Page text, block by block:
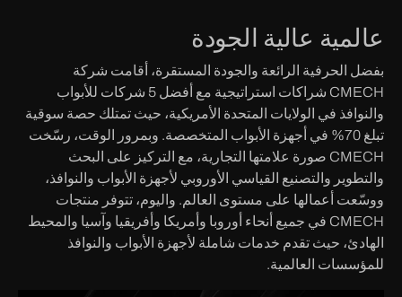
عالمية عالية الجودة
بفضل الحرفية الرائعة والجودة المستقرة، أقامت شركة
CMECH شراكات استراتيجية مع أفضل 5 شركات للأبواب
والنوافذ في الولايات المتحدة الأمريكية، حيث تمتلك حصة سوقية
تبلغ 70% في أجهزة الأبواب المتخصصة. وبمرور الوقت، رسّخت
CMECH صورة علامتها التجارية، مع التركيز على البحث
والتطوير والتصنيع القياسي الأوروبي لأجهزة الأبواب والنوافذ،
ووسّعت أعمالها على مستوى العالم. واليوم، تتوفر منتجات
CMECH في جميع أنحاء أوروبا وأمريكا وأفريقيا وآسيا والمحيط
الهادئ، حيث تقدم خدمات شاملة لأجهزة الأبواب والنوافذ
للمؤسسات العالمية.